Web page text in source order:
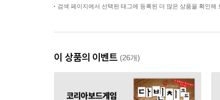
검색 페이지에서 선택된 태그에 등록된 더 많은 상품을 확인해
이 상품의 이벤트 (26개)